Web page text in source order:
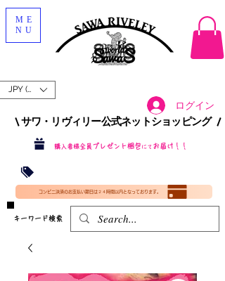
JPY (¥)
ログイン
\ サワ・リヴィリー公式ネットショッピング /​
購入者様全員 プレゼント梱包 にて お届け！！
​(35000円（税込）未満のご購入は全国送料890円（沖縄・北海道除く）（梱包手数料込み）
コンビニ決済のお支払い期日は２４時間以内となっております。
​キーワード検索
ME
NU